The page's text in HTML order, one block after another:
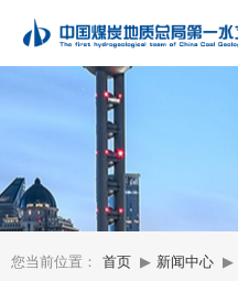
您当前位置： 首页 ▶ 新闻中心 ▶